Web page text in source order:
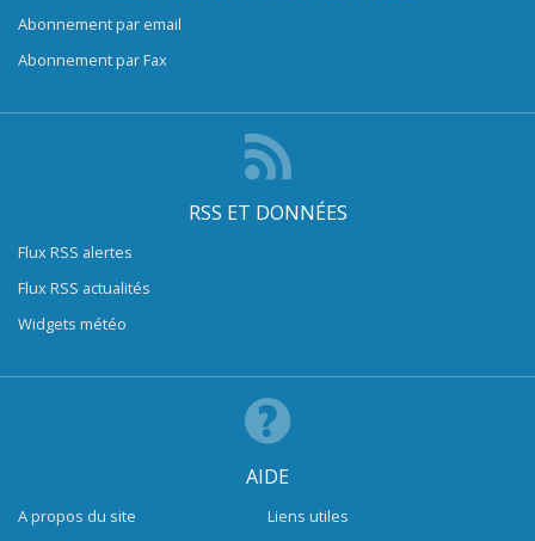
Abonnement par email
Abonnement par Fax
RSS ET DONNÉES
Flux RSS alertes
Flux RSS actualités
Widgets météo
AIDE
A propos du site
Liens utiles